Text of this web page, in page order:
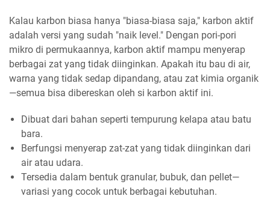
Kalau karbon biasa hanya "biasa-biasa saja," karbon aktif
adalah versi yang sudah "naik level." Dengan pori-pori
mikro di permukaannya, karbon aktif mampu menyerap
berbagai zat yang tidak diinginkan. Apakah itu bau di air,
warna yang tidak sedap dipandang, atau zat kimia organik
—semua bisa dibereskan oleh si karbon aktif ini.
Dibuat dari bahan seperti tempurung kelapa atau batu
bara.
Berfungsi menyerap zat-zat yang tidak diinginkan dari
air atau udara.
Tersedia dalam bentuk granular, bubuk, dan pellet—
variasi yang cocok untuk berbagai kebutuhan.